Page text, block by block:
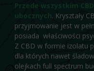
Przede wszystkim
ubocznych. Kryształy
przyjmowanie jest w
posiada właściwości
Z CBD w formie izolatu
dla których nawet
olejkach full spectrum